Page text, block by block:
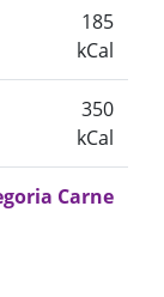
185
kCal
350
kCal
Carne